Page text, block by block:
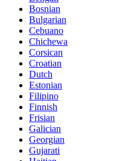
Bosnian
Bulgarian
Cebuano
Chichewa
Corsican
Croatian
Dutch
Estonian
Filipino
Finnish
Frisian
Galician
Georgian
Gujarati